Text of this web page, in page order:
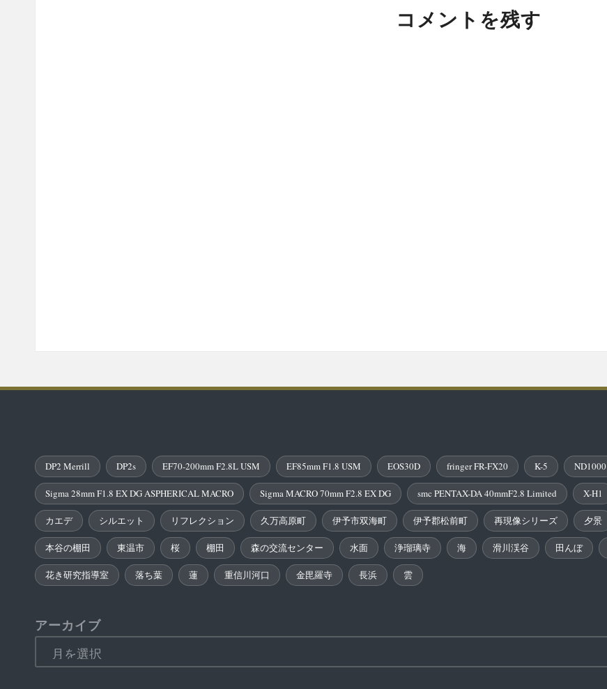
コメントを残す
DP2 Merrill DP2s EF70-200mm F2.8L USM EF85mm F1.8 USM EOS30D fringer FR-FX20 K-5 ND1000
Sigma 28mm F1.8 EX DG ASPHERICAL MACRO Sigma MACRO 70mm F2.8 EX DG smc PENTAX-DA 40mmF2.8 Limited X-H1
カエデ シルエット リフレクション 久万高原町 伊予市双海町 伊予郡松前町 再現像シリーズ 夕景
本谷の棚田 東温市 桜 棚田 森の交流センター 水面 浄瑠璃寺 海 滑川渓谷 田んぼ
花き研究指導室 落ち葉 蓮 重信川河口 金毘羅寺 長浜 雲
アーカイブ